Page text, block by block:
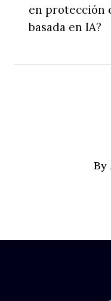
en protección
basada en IA?
By